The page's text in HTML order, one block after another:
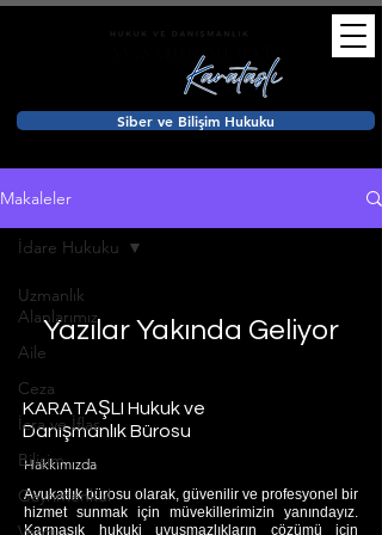
Siber ve Bilişim Hukuku
Makaleler
Uzmanlık
Alanlarımız
Aile
Ceza
İcra ve İflas
Bilişim
Gayrimenkul
İdare Hukuku
Yazılar Yakında Geliyor
keşfedin veya daha sonra tekrar
kontrol edin.
KARATAŞLI Hukuk ve
Danışmanlık Bürosu
Hakkımızda
Avukatlık bürosu olarak, güvenilir ve profesyonel bir
hizmet sunmak için müvekillerimizin yanındayız.
Karmaşık hukuki uyuşmazlıkların çözümü için